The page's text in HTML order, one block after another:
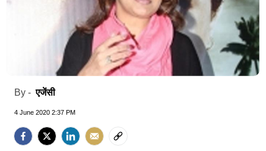
By -एजेंसी
4 June 2020 2:37 PM